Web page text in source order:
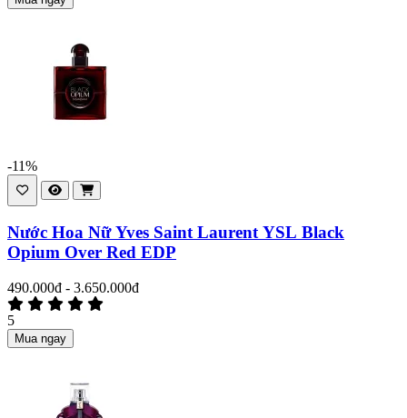
-11%
Nước Hoa Nữ Yves Saint Laurent YSL Black
Opium Over Red EDP
490.000đ - 3.650.000đ
5
Mua ngay